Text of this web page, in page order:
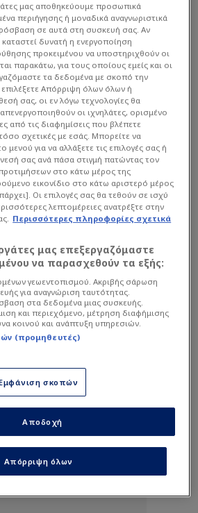
23:52
η Άστον Βίλα -
το Europa League (Vd)
Μπέρμιγχαμ ήταν...
μας αποθηκεύουμε προσωπικά
περιήγησης ή μοναδικά αναγνωριστικά
σε αυτά στη συσκευή σας. Αν
δυνατή η ενεργοποίηση
προκειμένου να υποστηριχθούν οι
παρακάτω, για τους οποίους εμείς και οι
τα δεδομένα με σκοπό την
Απόρριψη όλων όλων ή
σας, οι εν λόγω τεχνολογίες θα
οι ιχνηλάτες, ορισμένο
από τις διαφημίσεις που βλέπετε
σχετικές με εσάς. Μπορείτε να
μενού για να αλλάξετε τις επιλογές σας ή
σας ανά πάσα στιγμή πατώντας τον
στο κάτω μέρος της
εικονίδιο στο κάτω αριστερό μέρος
Οι επιλογές σας θα τεθούν σε ισχύ
λεπτομέρειες ανατρέξτε στην
Περισσότερες πληροφορίες σχετικά
μας επεξεργαζόμαστε
να παρασχεθούν τα εξής:
γεωεντοπισμού. Ακριβής σάρωση
για αναγνώριση ταυτότητας.
στα δεδομένα μιας συσκευής.
και περιεχόμενο, μέτρηση διαφήμισης
κοινού και ανάπτυξη υπηρεσιών.
(προμηθευτές)
σκοπών
Απόρριψη όλων
Αποδοχή